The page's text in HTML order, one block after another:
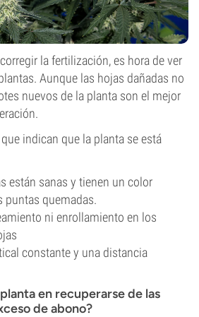
la fertilización, es hora de ver
Aunque las hojas dañadas no
nuevos de la planta son el mejor
indican que la planta se está
están sanas y tienen un color
puntas quemadas.
ni enrollamiento en los
constante y una distancia
en recuperarse de las
de abono?